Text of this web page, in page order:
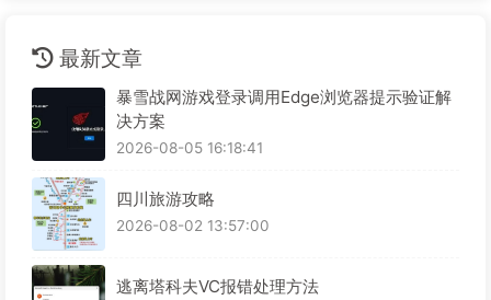
最新文章
暴雪战网游戏登录调用Edge浏览器提示验证解
决方案
2026-08-05 16:18:41
四川旅游攻略
2026-08-02 13:57:00
逃离塔科夫VC报错处理方法